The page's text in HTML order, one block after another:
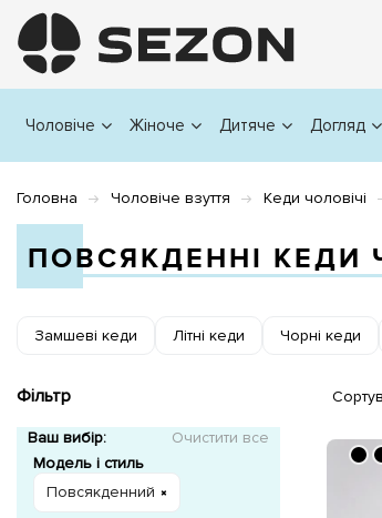
Чоловіче Жіноче Дитяче Догляд
Головна Чоловіче взуття Кеди чоловічі
ПОВСЯКДЕННІ КЕДИ
Замшеві кеди Літні кеди Чорні кеди
Фільтр
Ваш вибір:
Очистити все
Модель і стиль
Повсякденний